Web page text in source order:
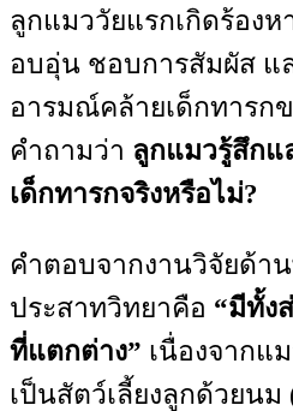
ลูกแมววัยแรกเกิดร้อง
อบอุ่น ชอบการสัมผัส แ
อารมณ์คล้ายเด็กทารก
คำถามว่า ลูกแมวรู้สึก
เด็กทารกจริงหรือไม่?
คำตอบจากงานวิจัยด้า
ประสาทวิทยาคือ “มีทั้ง
ที่แตกต่าง” เนื่องจากแ
เป็นสัตว์เลี้ยงลูกด้วยนม